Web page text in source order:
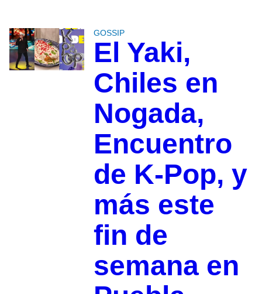
GOSSIP
El Yaki,
Chiles en
Nogada,
Encuentro
de K-Pop, y
más este
fin de
semana en